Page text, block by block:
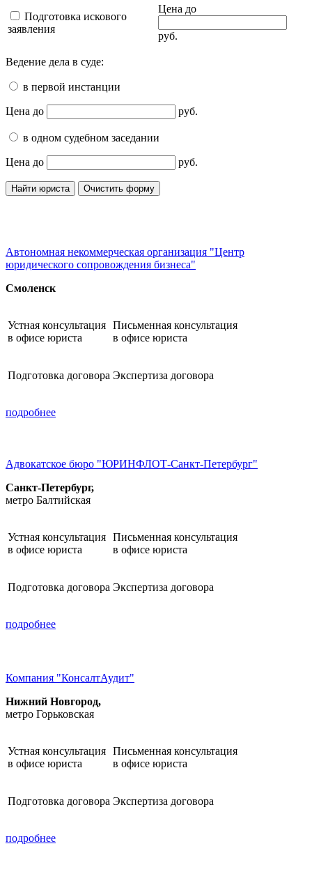
Подготовка искового
заявления
Цена до
руб.
Ведение дела в суде:
в первой инстанции
Цена до руб.
в одном судебном заседании
Цена до руб.
Автономная некоммерческая организация "Центр
юридического сопровождения бизнеса"
Смоленск
Устная консультация
в офисе юриста
Письменная консультация
в офисе юриста
Подготовка договора Экспертиза договора
подробнее
Адвокатское бюро "ЮРИНФЛОТ-Санкт-Петербург"
Санкт-Петербург,
метро Балтийская
Устная консультация
в офисе юриста
Письменная консультация
в офисе юриста
Подготовка договора Экспертиза договора
подробнее
Компания "КонсалтАудит"
Нижний Новгород,
метро Горьковская
Устная консультация
в офисе юриста
Письменная консультация
в офисе юриста
Подготовка договора Экспертиза договора
подробнее